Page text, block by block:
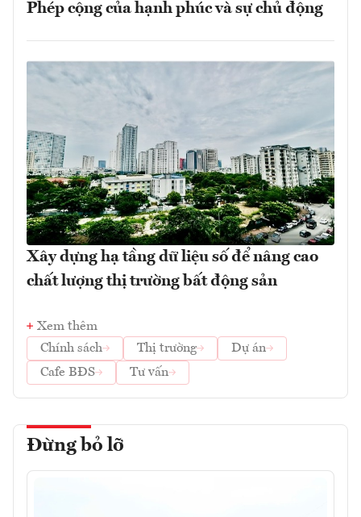
Phép cộng của hạnh phúc và sự chủ động
Xây dựng hạ tầng dữ liệu số để nâng cao
chất lượng thị trường bất động sản
Xem thêm
Chính sách
Thị trường
Dự án
Cafe BĐS
Tư vấn
Đừng bỏ lỡ